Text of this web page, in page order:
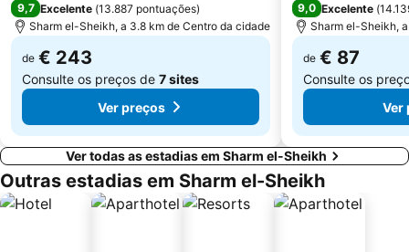
9,7 Excelente (13.887 pontuações)
Sharm el-Sheikh, a 3.8 km de Centro da cidade
de € 243
Consulte os preços de 7 sites
Ver preços
9,0 Excelente (
Sharm el-Sheikh,
de € 87
Consulte os
Ver
Ver todas as estadias em Sharm el-Sheikh
Outras estadias em Sharm el-Sheikh